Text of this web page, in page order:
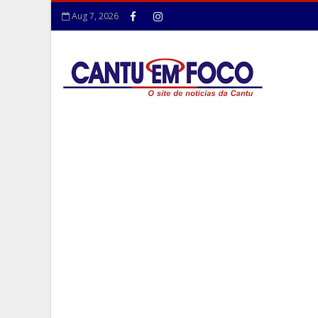
Aug 7, 2026